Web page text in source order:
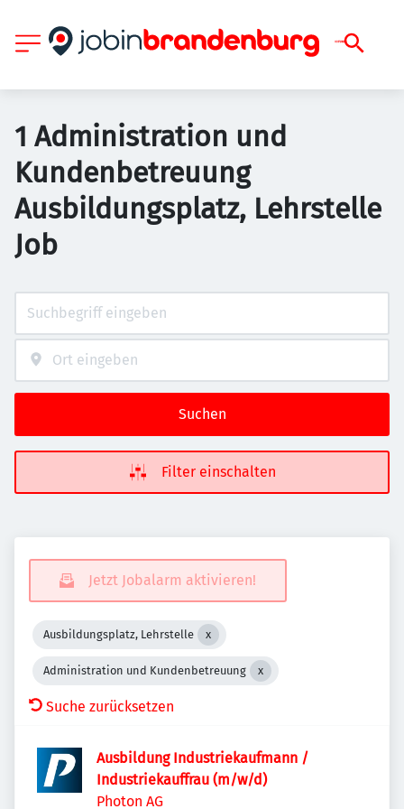
1 Administration und
Kundenbetreuung
Ausbildungsplatz, Lehrstelle
Job
Suchen
Filter einschalten
Jetzt Jobalarm aktivieren!
Ausbildungsplatz, Lehrstelle
Administration und Kundenbetreuung
Suche zurücksetzen
Ausbildung Industriekaufmann /
Industriekauffrau (m/w/d)
Photon AG